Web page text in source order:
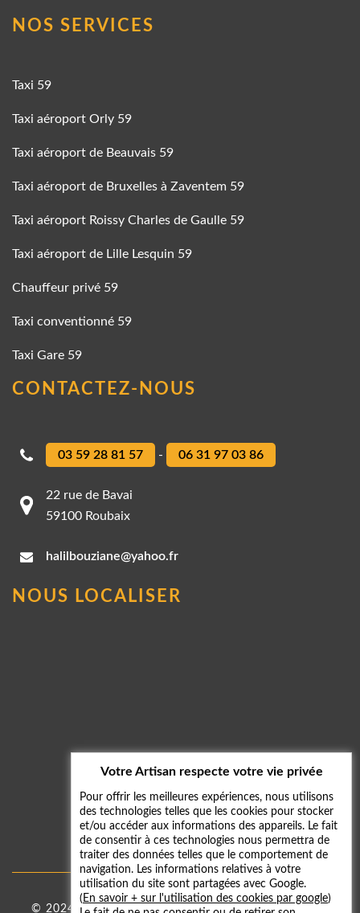
NOS SERVICES
Taxi 59
Taxi aéroport Orly 59
Taxi aéroport de Beauvais 59
Taxi aéroport de Bruxelles à Zaventem 59
Taxi aéroport Roissy Charles de Gaulle 59
Taxi aéroport de Lille Lesquin 59
Chauffeur privé 59
Taxi conventionné 59
Taxi Gare 59
CONTACTEZ-NOUS
03 59 28 81 57 - 06 31 97 03 86
22 rue de Bavai
59100 Roubaix
halilbouziane@yahoo.fr
NOUS LOCALISER
© 2024 - 2026Taxi 59 |Mentions légales-Galerie
Votre Artisan respecte votre vie privée
Pour offrir les meilleures expériences, nous utilisons
des technologies telles que les cookies pour stocker
et/ou accéder aux informations des appareils. Le fait
de consentir à ces technologies nous permettra de
traiter des données telles que le comportement de
navigation. Les informations relatives à votre
utilisation du site sont partagées avec Google.
( En savoir + sur l'utilisation des cookies par google)